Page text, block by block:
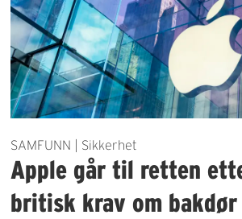
SAMFUNN | Sikkerhet
Apple går til retten
britisk krav om bakdør